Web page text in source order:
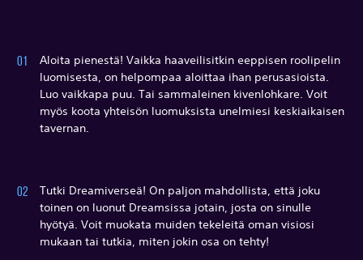
Aloita pienestä! Vaikka haaveilisitkin eeppisen roolipelin
luomisesta, on helpompaa aloittaa ihan perusasioista.
Luo vaikkapa puu. Tai sammaleinen kivenlohkare. Voit
myös koota yhteisön luomuksista unelmiesi keskiaikaisen
tavernan.
Tutki Dreamiverseä! On paljon mahdollista, että joku
toinen on luonut Dreamsissa jotain, josta on sinulle
hyötyä. Voit muokata muiden tekeleitä oman visiosi
mukaan tai tutkia, miten jokin osa on tehty!